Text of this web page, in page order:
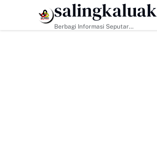
HEADLINE
salingkaluak
Berbagi Informasi Seputar